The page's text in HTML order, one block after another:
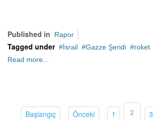
Published in Rapor
Tagged under İsrail Gazze Şeridi
roket
Read more...
Başlangıç(current)Önceki(current)
1 (current)
2 3